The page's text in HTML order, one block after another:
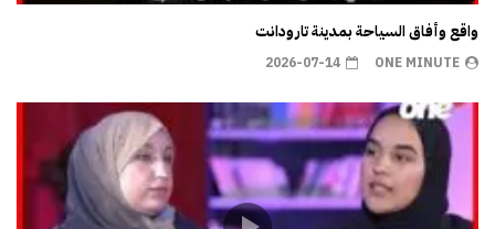
واقع وأفاق السياحة بمدينة تارودانت
ONE MINUTE
2026-07-14